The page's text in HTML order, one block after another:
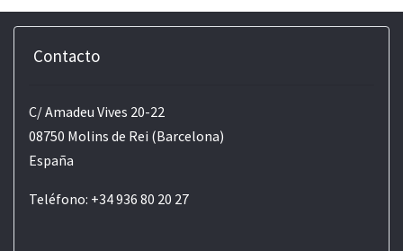
Contacto
C/ Amadeu Vives 20-22
08750 Molins de Rei (Barcelona)
España
Teléfono: +34 936 80 20 27